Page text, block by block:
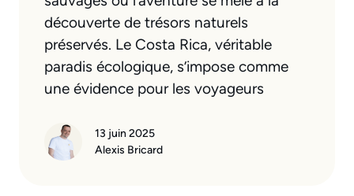
découverte de trésors naturels
préservés. Le Costa Rica, véritable
paradis écologique, s’impose comme
une évidence pour les voyageurs
13 juin 2025
Alexis Bricard